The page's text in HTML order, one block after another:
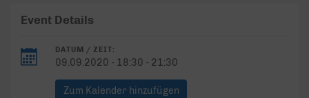
Event Details
DATUM / ZEIT:
09.09.2020 - 18:30 - 21:30
Zum Kalender hinzufügen